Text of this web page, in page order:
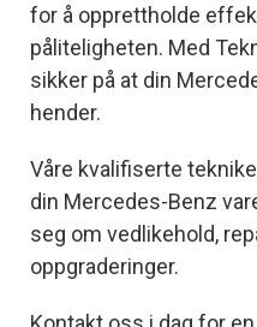
for å opprettholde
påliteligheten. Med
sikker på at din
hender.
Våre kvalifiserte
din Mercedes-Benz
seg om vedlikehold,
oppgraderinger.